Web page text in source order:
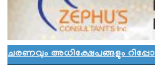
റിപ്പോർട്ട്